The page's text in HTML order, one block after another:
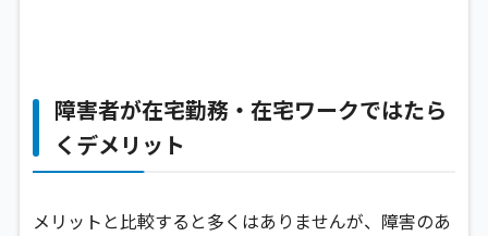
障害者が在宅勤務・在宅ワークではたら
くデメリット
メリットと比較すると多くはありませんが、障害のあ